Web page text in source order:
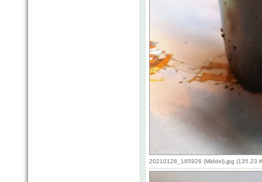
20210128_185926 (Middel).jpg (135.23